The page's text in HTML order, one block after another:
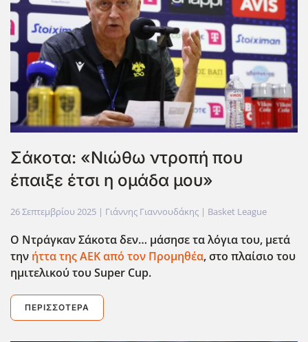
Σάκοτα: «Νιώθω ντροπή που
έπαιξε έτσι η ομάδα μου»
26 Σεπτεμβρίου 2025 | Γιάννης Γιαννουδάκης | Basket League
Ο Ντράγκαν Σάκοτα δεν… μάσησε τα λόγια του, μετά
την ήττα της ΑΕΚ από τον Προμηθέα, στο πλαίσιο του
ημιτελικού του Super Cup.
ΠΕΡΙΣΣΌΤΕΡΑ